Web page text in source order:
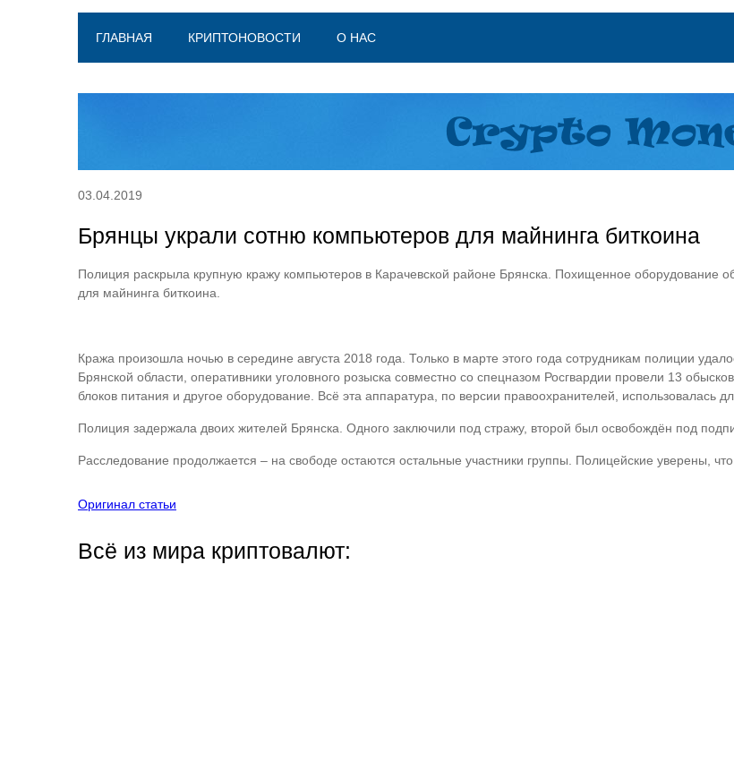
ГЛАВНАЯ КРИПТОНОВОСТИ О НАС
03.04.2019
Брянцы украли сотню компьютеров для майнинга биткоина
Полиция раскрыла крупную кражу компьютеров в Карачевской районе Брянска. Похищенное оборудование
для майнинга биткоина.
Кража произошла ночью в середине августа 2018 года. Только в марте этого года сотрудникам полиции
Брянской области, оперативники уголовного розыска совместно со спецназом Росгвардии провели 13
блоков питания и другое оборудование. Всё эта аппаратура, по версии правоохранителей, использовалась
Полиция задержала двоих жителей Брянска. Одного заключили под стражу, второй был освобождён под
Расследование продолжается – на свободе остаются остальные участники группы. Полицейские уверены,
Оригинал статьи
Всё из мира криптовалют: